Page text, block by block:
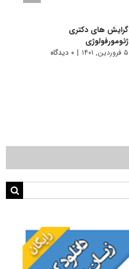
گرایش های دکتری
ژﺋﻮﻣﻮرﻓﻮﻟﻮژی
۵ فروردین, ۱۴۰۱ | ۰ دیدگاه